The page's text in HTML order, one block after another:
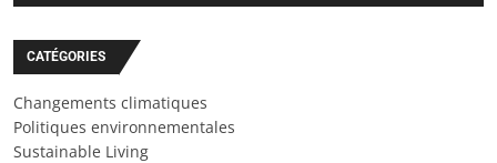
CATÉGORIES
Changements climatiques
Politiques environnementales
Sustainable Living